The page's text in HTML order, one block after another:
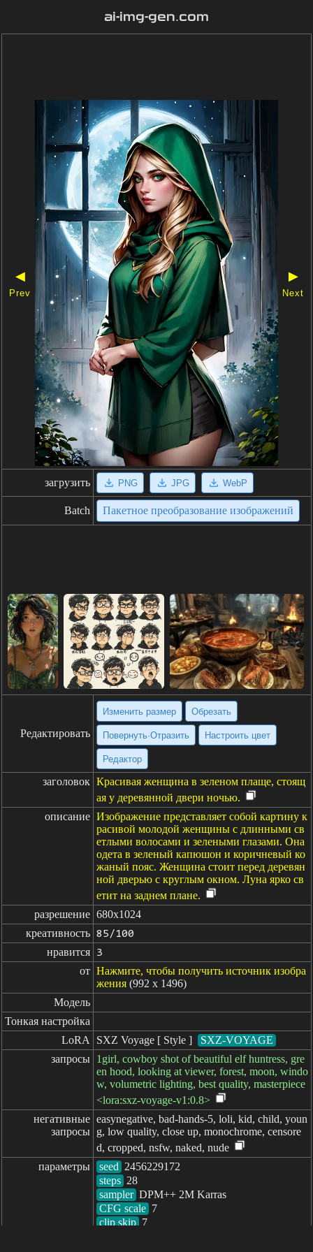
ai-img-gen.com
◀
Prev
▶
Next
загрузить PNG JPG WebP
Batch Пакетное преобразование изображений
Редактировать
Изменить размер Обрезать
Повернуть·Отразить Настроить цвет
Редактор
заголовок Красивая женщина в зеленом плаще, стоящ
ая у деревянной двери ночью.
описание Изображение представляет собой картину к
расивой молодой женщины с длинными св
етлыми волосами и зелеными глазами. Она
одета в зеленый капюшон и коричневый ко
жаный пояс. Женщина стоит перед деревян
ной дверью с круглым окном. Луна ярко св
етит на заднем плане.
разрешение 680x1024
креативность 85/100
нравится 3
от Нажмите, чтобы получить источник изобра
жения (992 x 1496)
Модель
Тонкая настройка
LoRA
SXZ Voyage [ Style ]
SXZ-VOYAGE
запросы 1girl, cowboy shot of beautiful elf huntress, gre
en hood, looking at viewer, forest, moon, windo
w, volumetric lighting, best quality, masterpiece
<lora:sxz-voyage-v1:0.8>
негативные
запросы
easynegative, bad-hands-5, loli, kid, child, youn
g, low quality, close up, monochrome, censore
d, cropped, nsfw, naked, nude
параметры
seed
steps
sampler
CFG scale
clip skip 7